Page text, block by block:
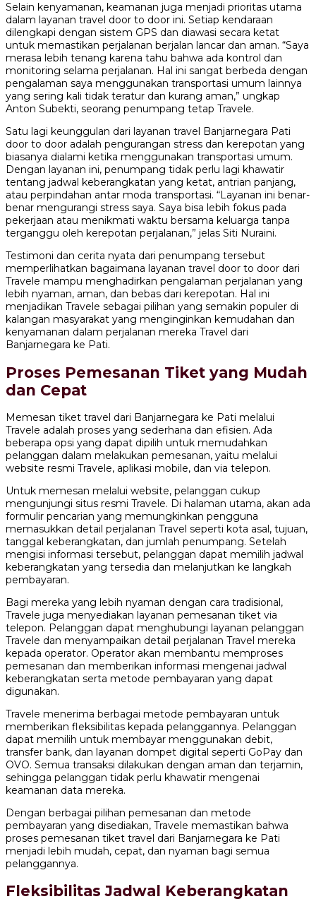
Selain kenyamanan, keamanan juga menjadi prioritas utama
dalam layanan travel door to door ini. Setiap kendaraan
dilengkapi dengan sistem GPS dan diawasi secara ketat
untuk memastikan perjalanan berjalan lancar dan aman. “Saya
merasa lebih tenang karena tahu bahwa ada kontrol dan
monitoring selama perjalanan. Hal ini sangat berbeda dengan
pengalaman saya menggunakan transportasi umum lainnya
yang sering kali tidak teratur dan kurang aman,” ungkap
Anton Subekti, seorang penumpang tetap Travele.
Satu lagi keunggulan dari layanan travel Banjarnegara Pati
door to door adalah pengurangan stress dan kerepotan yang
biasanya dialami ketika menggunakan transportasi umum.
Dengan layanan ini, penumpang tidak perlu lagi khawatir
tentang jadwal keberangkatan yang ketat, antrian panjang,
atau perpindahan antar moda transportasi. “Layanan ini benar-
benar mengurangi stress saya. Saya bisa lebih fokus pada
pekerjaan atau menikmati waktu bersama keluarga tanpa
terganggu oleh kerepotan perjalanan,” jelas Siti Nuraini.
Testimoni dan cerita nyata dari penumpang tersebut
memperlihatkan bagaimana layanan travel door to door dari
Travele mampu menghadirkan pengalaman perjalanan yang
lebih nyaman, aman, dan bebas dari kerepotan. Hal ini
menjadikan Travele sebagai pilihan yang semakin populer di
kalangan masyarakat yang menginginkan kemudahan dan
kenyamanan dalam perjalanan mereka Travel dari
Banjarnegara ke Pati.
Proses Pemesanan Tiket yang Mudah
dan Cepat
Memesan tiket travel dari Banjarnegara ke Pati melalui
Travele adalah proses yang sederhana dan efisien. Ada
beberapa opsi yang dapat dipilih untuk memudahkan
pelanggan dalam melakukan pemesanan, yaitu melalui
website resmi Travele, aplikasi mobile, dan via telepon.
Untuk memesan melalui website, pelanggan cukup
mengunjungi situs resmi Travele. Di halaman utama, akan ada
formulir pencarian yang memungkinkan pengguna
memasukkan detail perjalanan Travel seperti kota asal, tujuan,
tanggal keberangkatan, dan jumlah penumpang. Setelah
mengisi informasi tersebut, pelanggan dapat memilih jadwal
keberangkatan yang tersedia dan melanjutkan ke langkah
pembayaran.
Bagi mereka yang lebih nyaman dengan cara tradisional,
Travele juga menyediakan layanan pemesanan tiket via
telepon. Pelanggan dapat menghubungi layanan pelanggan
Travele dan menyampaikan detail perjalanan Travel mereka
kepada operator. Operator akan membantu memproses
pemesanan dan memberikan informasi mengenai jadwal
keberangkatan serta metode pembayaran yang dapat
digunakan.
Travele menerima berbagai metode pembayaran untuk
memberikan fleksibilitas kepada pelanggannya. Pelanggan
dapat memilih untuk membayar menggunakan debit,
transfer bank, dan layanan dompet digital seperti GoPay dan
OVO. Semua transaksi dilakukan dengan aman dan terjamin,
sehingga pelanggan tidak perlu khawatir mengenai
keamanan data mereka.
Dengan berbagai pilihan pemesanan dan metode
pembayaran yang disediakan, Travele memastikan bahwa
proses pemesanan tiket travel dari Banjarnegara ke Pati
menjadi lebih mudah, cepat, dan nyaman bagi semua
pelanggannya.
Fleksibilitas Jadwal Keberangkatan